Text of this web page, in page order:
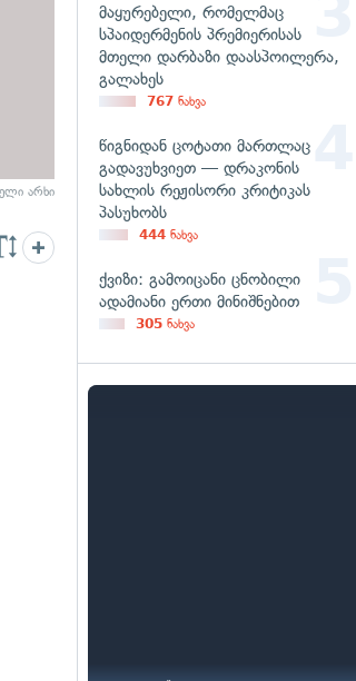
არხი
მაყურებელი, რომელმაც
სპაიდერმენის პრემიერისას
მთელი დარბაზი დაასპოილერა,
გალახეს
767 ნახვა
წიგნიდან ცოტათი მართლაც
გადავუხვიეთ — დრაკონის
სახლის რეჟისორი კრიტიკას
პასუხობს
444 ნახვა
ქვიზი: გამოიცანი ცნობილი
ადამიანი ერთი მინიშნებით
305 ნახვა